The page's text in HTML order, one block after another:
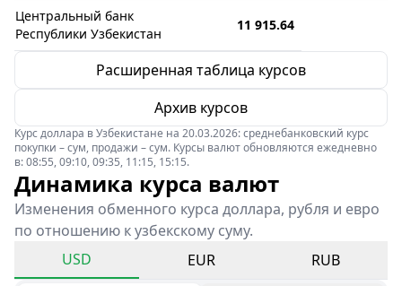
Центральный банк
Республики Узбекистан
11 915.64
Расширенная таблица курсов
Архив курсов
Курс доллара в Узбекистане на 20.03.2026: среднебанковский курс
покупки – сум, продажи – сум. Курсы валют обновляются ежедневно
в: 08:55, 09:10, 09:35, 11:15, 15:15.
Динамика курса валют
Изменения обменного курса доллара, рубля и евро
по отношению к узбекскому суму.
USD
EUR RUB